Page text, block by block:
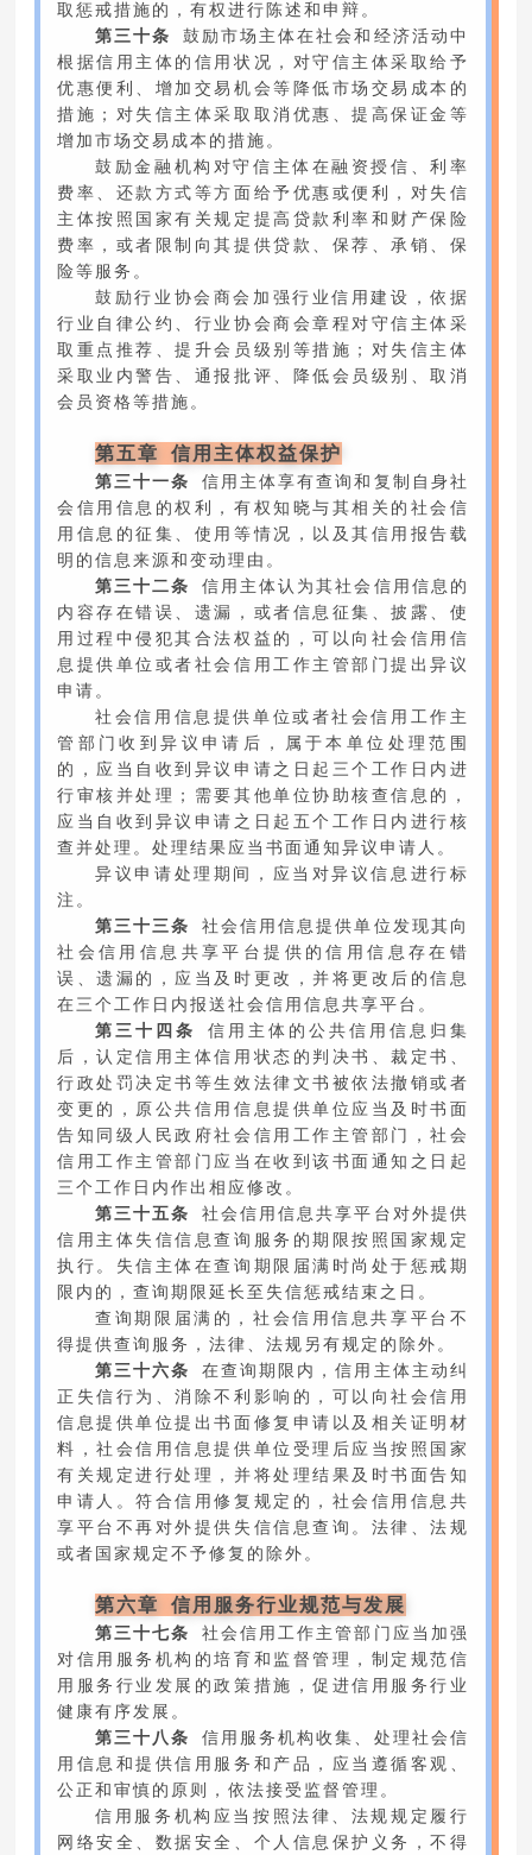
取惩戒措施的，有权进行陈述和申辩。
第三十条
鼓励市场主体在社会和经济活动中
根据信用主体的信用状况，对守信主体采取给予
优惠便利、增加交易机会等降低市场交易成本的
措施；对失信主体采取取消优惠、提高保证金等
增加市场交易成本的措施。
鼓励金融机构对守信主体在融资授信、利率
费率、还款方式等方面给予优惠或便利，对失信
主体按照国家有关规定提高贷款利率和财产保险
费率，或者限制向其提供贷款、保荐、承销、保
险等服务。
鼓励行业协会商会加强行业信用建设，依据
行业自律公约、行业协会商会章程对守信主体采
取重点推荐、提升会员级别等措施；对失信主体
采取业内警告、通报批评、降低会员级别、取消
会员资格等措施。
第五章 信用主体权益保护
第三十一条
信用主体享有查询和复制自身社
会信用信息的权利，有权知晓与其相关的社会信
用信息的征集、使用等情况，以及其信用报告载
明的信息来源和变动理由。
第三十二条
信用主体认为其社会信用信息的
内容存在错误、遗漏，或者信息征集、披露、使
用过程中侵犯其合法权益的，可以向社会信用信
息提供单位或者社会信用工作主管部门提出异议
申请。
社会信用信息提供单位或者社会信用工作主
管部门收到异议申请后，属于本单位处理范围
的，应当自收到异议申请之日起三个工作日内进
行审核并处理；需要其他单位协助核查信息的，
应当自收到异议申请之日起五个工作日内进行核
查并处理。处理结果应当书面通知异议申请人。
异议申请处理期间，应当对异议信息进行标
注。
第三十三条
社会信用信息提供单位发现其向
社会信用信息共享平台提供的信用信息存在错
误、遗漏的，应当及时更改，并将更改后的信息
在三个工作日内报送社会信用信息共享平台。
第三十四条
信用主体的公共信用信息归集
后，认定信用主体信用状态的判决书、裁定书、
行政处罚决定书等生效法律文书被依法撤销或者
变更的，原公共信用信息提供单位应当及时书面
告知同级人民政府社会信用工作主管部门，社会
信用工作主管部门应当在收到该书面通知之日起
三个工作日内作出相应修改。
第三十五条
社会信用信息共享平台对外提供
信用主体失信信息查询服务的期限按照国家规定
执行。失信主体在查询期限届满时尚处于惩戒期
限内的，查询期限延长至失信惩戒结束之日。
查询期限届满的，社会信用信息共享平台不
得提供查询服务，法律、法规另有规定的除外。
第三十六条
在查询期限内，信用主体主动纠
正失信行为、消除不利影响的，可以向社会信用
信息提供单位提出书面修复申请以及相关证明材
料，社会信用信息提供单位受理后应当按照国家
有关规定进行处理，并将处理结果及时书面告知
申请人。符合信用修复规定的，社会信用信息共
享平台不再对外提供失信信息查询。法律、法规
或者国家规定不予修复的除外。
第六章 信用服务行业规范与发展
第三十七条
社会信用工作主管部门应当加强
对信用服务机构的培育和监督管理，制定规范信
用服务行业发展的政策措施，促进信用服务行业
健康有序发展。
第三十八条
信用服务机构收集、处理社会信
用信息和提供信用服务和产品，应当遵循客观、
公正和审慎的原则，依法接受监督管理。
信用服务机构应当按照法律、法规规定履行
网络安全、数据安全、个人信息保护义务，不得